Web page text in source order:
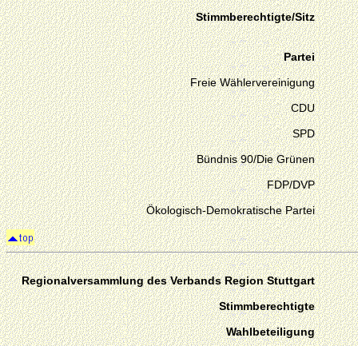
Stimmberechtigte/Sitz
Partei
Freie Wählervereinigung
CDU
SPD
Bündnis 90/Die Grünen
FDP/DVP
Ökologisch-Demokratische Partei
Regionalversammlung des Verbands Region Stuttgart
Stimmberechtigte
Wahlbeteiligung